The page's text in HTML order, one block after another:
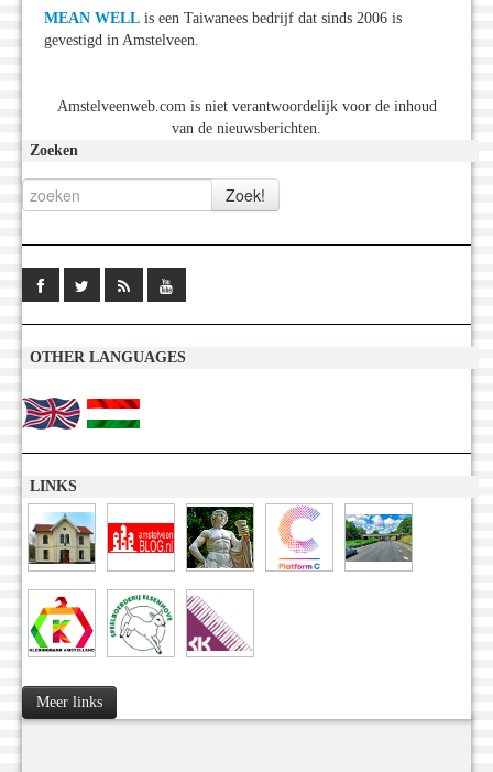
MEAN WELL is een Taiwanees bedrijf dat sinds 2006 is
gevestigd in Amstelveen.
Amstelveenweb.com is niet verantwoordelijk voor de inhoud
van de nieuwsberichten.
Zoeken
OTHER LANGUAGES
LINKS
Meer links